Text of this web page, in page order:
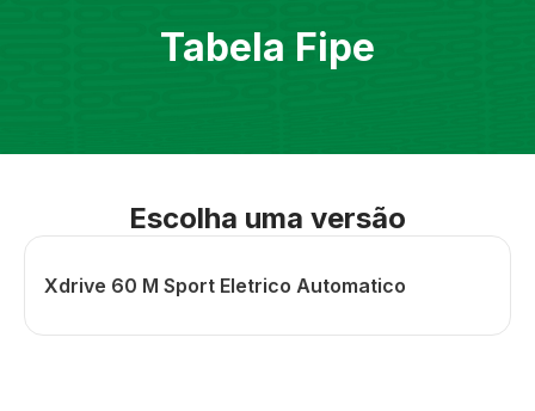
Tabela Fipe
Escolha uma versão
Xdrive 60 M Sport Eletrico Automatico